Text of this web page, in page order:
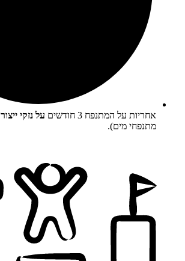
אחריות על המתנפח 3 חודשים על נזקי ייצור
מתנפחי מים).